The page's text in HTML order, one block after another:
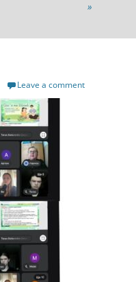
»
Leave a comment